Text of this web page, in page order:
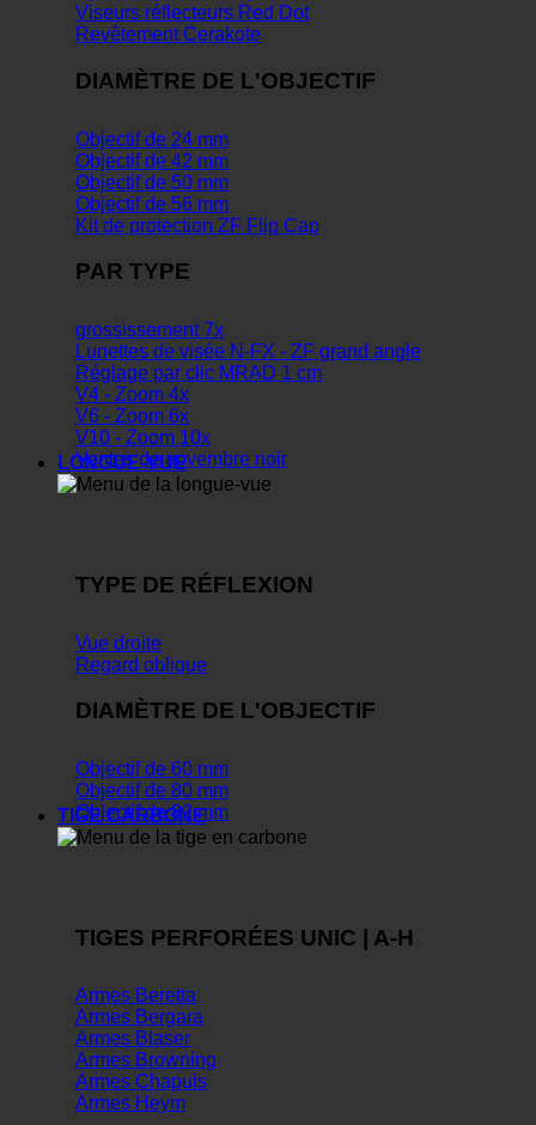
Viseurs réflecteurs Red Dot
Revêtement Cerakote
DIAMÈTRE DE L'OBJECTIF
Objectif de 24 mm
Objectif de 42 mm
Objectif de 50 mm
Objectif de 56 mm
Kit de protection ZF Flip Cap
PAR TYPE
grossissement 7x
Lunettes de visée N-FX - ZF grand angle
Réglage par clic MRAD 1 cm
V4 - Zoom 4x
V6 - Zoom 6x
V10 - Zoom 10x
Ventes de novembre noir
LONGUE-VUE
TYPE DE RÉFLEXION
Vue droite
Regard oblique
DIAMÈTRE DE L'OBJECTIF
Objectif de 60 mm
Objectif de 80 mm
Objectif de 82 mm
TIGE CARBONE
TIGES PERFORÉES UNIC | A-H
Armes Beretta
Armes Bergara
Armes Blaser
Armes Browning
Armes Chapuis
Armes Heym